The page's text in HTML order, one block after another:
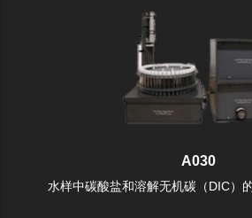
A030
水样中碳酸盐和溶解无机碳（DIC）